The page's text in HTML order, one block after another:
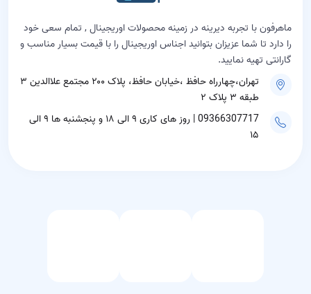
ماهرفون با تجربه دیرینه در زمینه محصولات اوریجینال , تمام سعی خود
را دارد تا شما عزیزان بتوانید اجناس اوریجینال را با قیمت بسیار مناسب و
گارانتی تهیه نمایید.
تهران،چهارراه حافظ ،خیابان حافظ، پلاک ۲۰۰ مجتمع علاالدین ۳
طبقه ۳ پلاک ۲
09366307717 | روز های کاری ۹ الی ۱۸ و پنجشنبه ها ۹ الی
۱۵